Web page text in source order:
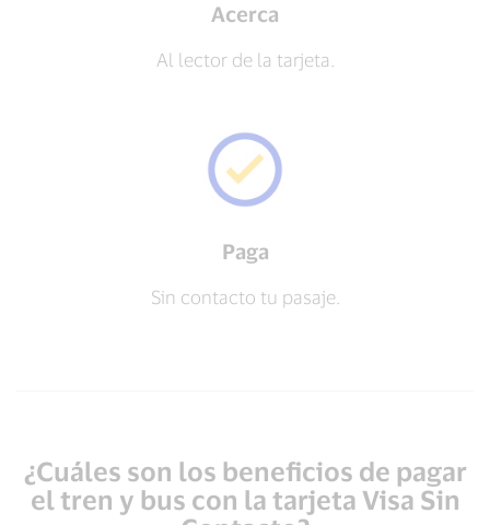
Acerca
Al lector de la tarjeta.
Paga
Sin contacto tu pasaje.
¿Cuáles son los beneficios de pagar
el tren y bus con la tarjeta Visa Sin